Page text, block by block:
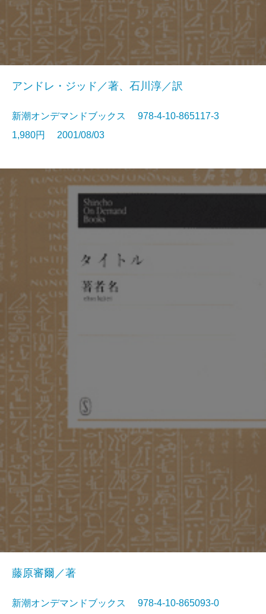
アンドレ・ジッド／著、石川淳／訳
新潮オンデマンドブックス 978-4-10-865117-3
1,980円 2001/08/03
藤原審爾／著
新潮オンデマンドブックス 978-4-10-865093-0